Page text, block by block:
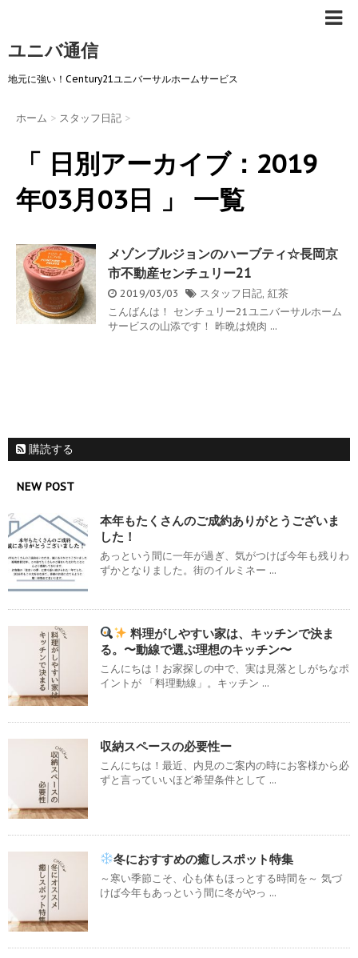
ユニバ通信
地元に強い！Century21ユニバーサルホームサービス
ホーム > スタッフ日記 >
「 日別アーカイブ：2019
年03月03日 」 一覧
メゾンブルジョンのハーブティ☆長岡京
市不動産センチュリー21
2019/03/03 スタッフ日記, 紅茶
こんばんは！ センチュリー21ユニバーサルホーム
サービスの山添です！ 昨晩は焼肉 ...
購読する
NEW POST
本年もたくさんのご成約ありがとうございま
した！
あっという間に一年が過ぎ、気がつけば今年も残りわ
ずかとなりました。街のイルミネー ...
料理がしやすい家は、キッチンで決ま
る。〜動線で選ぶ理想のキッチン〜
こんにちは！お家探しの中で、実は見落としがちなポ
イントが 「料理動線」。キッチン ...
収納スペースの必要性ー
こんにちは！最近、内見のご案内の時にお客様から必
ずと言っていいほど希望条件として ...
冬におすすめの癒しスポット特集
～寒い季節こそ、心も体もほっとする時間を～ 気づ
けば今年もあっという間に冬がやっ ...